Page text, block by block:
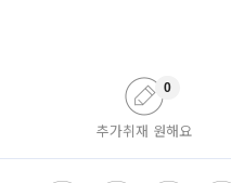
추가취재 원해요
0